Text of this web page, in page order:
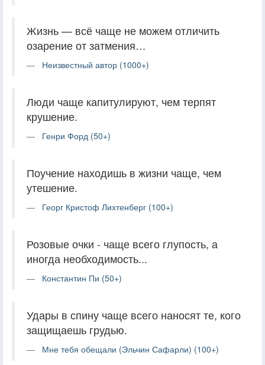
Жизнь — всё чаще не можем отличить
озарение от затмения…
Неизвестный автор (1000+)
Люди чаще капитулируют, чем терпят
крушение.
Генри Форд (50+)
Поучение находишь в жизни чаще, чем
утешение.
Георг Кристоф Лихтенберг (100+)
Розовые очки - чаще всего глупость, а
иногда необходимость...
Константин Пи (50+)
Удары в спину чаще всего наносят те, кого
защищаешь грудью.
Мне тебя обещали (Эльчин Сафарли) (100+)